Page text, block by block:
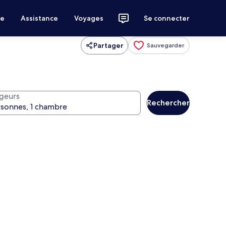
Assistance Voyages Se connecter
Partager Sauvegarder
Rechercher